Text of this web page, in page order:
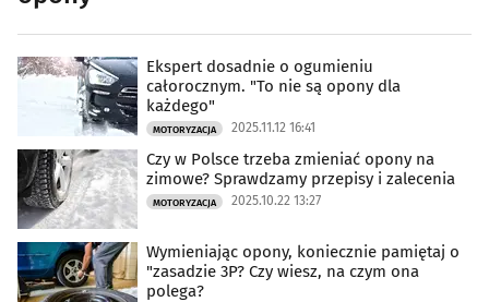
Ekspert dosadnie o ogumieniu
całorocznym. "To nie są opony dla
każdego"
MOTORYZACJA 2025.11.12 16:41
Czy w Polsce trzeba zmieniać opony na
zimowe? Sprawdzamy przepisy i zalecenia
MOTORYZACJA 2025.10.22 13:27
Wymieniając opony, koniecznie pamiętaj o
"zasadzie 3P? Czy wiesz, na czym ona
polega?